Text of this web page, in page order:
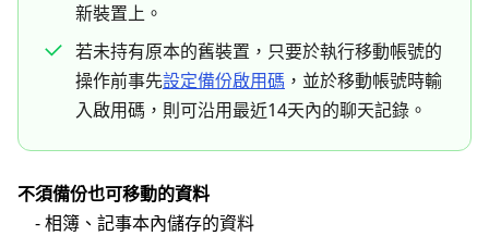
新裝置上。
若未持有原本的舊裝置，只要於執行移動帳號的
操作前事先設定備份啟用碼 ，並於移動帳號時輸
入啟用碼，則可沿用最近14天內的聊天記錄。
不須備份也可移動的資料
- 相簿、記事本內儲存的資料